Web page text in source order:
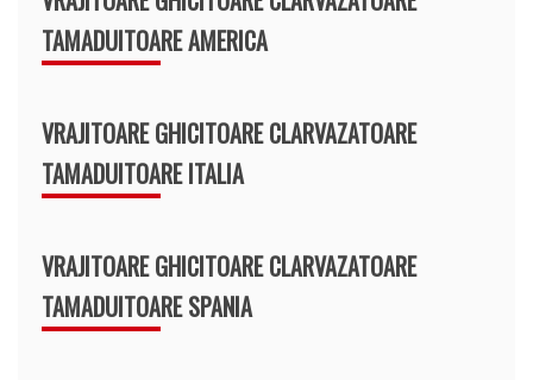
TAMADUITOARE AMERICA
VRAJITOARE GHICITOARE CLARVAZATOARE
TAMADUITOARE ITALIA
VRAJITOARE GHICITOARE CLARVAZATOARE
TAMADUITOARE SPANIA